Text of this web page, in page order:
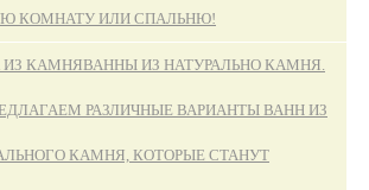
КОМНАТУ ИЛИ СПАЛЬНЮ!
ИЗ КАМНЯВАННЫ ИЗ НАТУРАЛЬНО КАМНЯ.
РАЗЛИЧНЫЕ ВАРИАНТЫ ВАНН ИЗ
КАМНЯ, КОТОРЫЕ СТАНУТ